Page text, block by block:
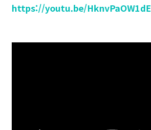
https://youtu.be/HknvPaOW1dE